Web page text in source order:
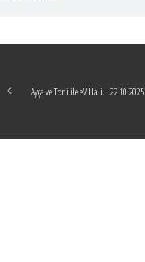
Ayça ve Toni ile eV Hali…22 10 2025